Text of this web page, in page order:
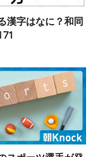
漢字はなに？和同